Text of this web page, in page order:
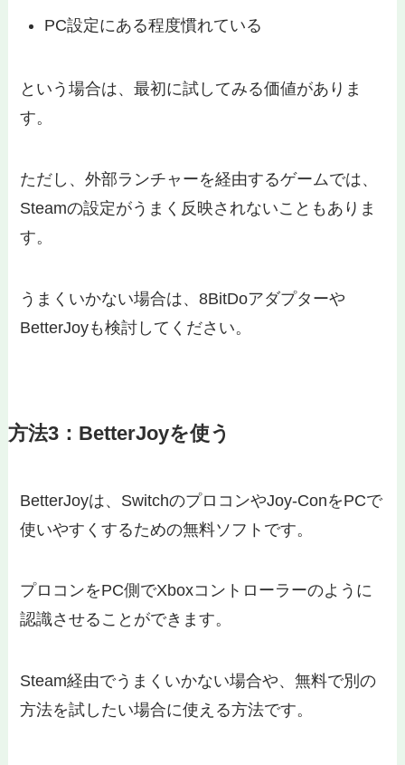
PC設定にある程度慣れている
という場合は、最初に試してみる価値がありま
す。
ただし、外部ランチャーを経由するゲームでは、
Steamの設定がうまく反映されないこともありま
す。
うまくいかない場合は、8BitDoアダプターや
BetterJoyも検討してください。
方法3：BetterJoyを使う
BetterJoyは、SwitchのプロコンやJoy-ConをPCで
使いやすくするための無料ソフトです。
プロコンをPC側でXboxコントローラーのように
認識させることができます。
Steam経由でうまくいかない場合や、無料で別の
方法を試したい場合に使える方法です。